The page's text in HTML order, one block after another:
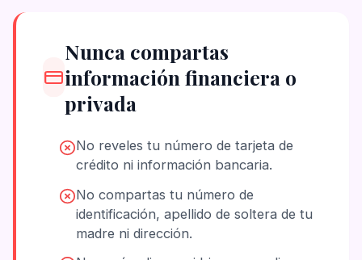
Nunca compartas
información financiera o
privada
No reveles tu número de tarjeta de
crédito ni información bancaria.
No compartas tu número de
identificación, apellido de soltera de tu
madre ni dirección.